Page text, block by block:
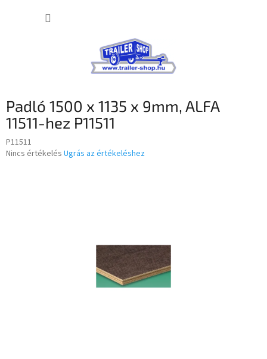
Padló 1500 x 1135 x 9mm, ALFA
11511-hez P11511
P11511
A
Nincs értékelés Ugrás az értékeléshez